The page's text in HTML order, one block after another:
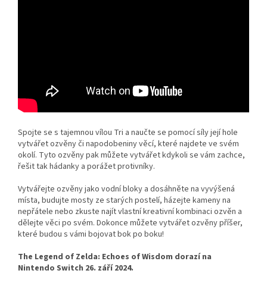
Spojte se s tajemnou vílou Tri a naučte se pomocí síly její hole
vytvářet ozvěny či napodobeniny věcí, které najdete ve svém
okolí. Tyto ozvěny pak můžete vytvářet kdykoli se vám zachce,
řešit tak hádanky a porážet protivníky.
Vytvářejte ozvěny jako vodní bloky a dosáhněte na vyvýšená
místa, budujte mosty ze starých postelí, házejte kameny na
nepřátele nebo zkuste najít vlastní kreativní kombinaci ozvěn a
dělejte věci po svém. Dokonce můžete vytvářet ozvěny příšer,
které budou s vámi bojovat bok po boku!
The Legend of Zelda: Echoes of Wisdom dorazí na
Nintendo Switch 26. září 2024.